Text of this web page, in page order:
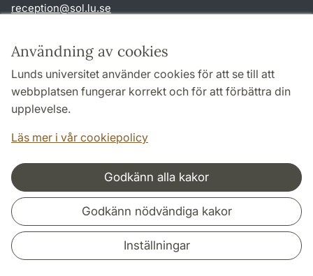
Användning av cookies
Lunds universitet använder cookies för att se till att
webbplatsen fungerar korrekt och för att förbättra din
upplevelse.
Läs mer i vår cookiepolicy
Godkänn alla kakor
Godkänn nödvändiga kakor
Inställningar
reception@sol.lu.se
Genvägar
Om webbplatsen och cookies
Behandling av personuppgifter
Tillgänglighetsredogörelse
Samarbeten och nätverk